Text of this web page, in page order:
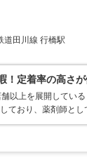
道田川線 行橋駅
！定着率の高さが
以上を展開してい
ており、薬剤師と